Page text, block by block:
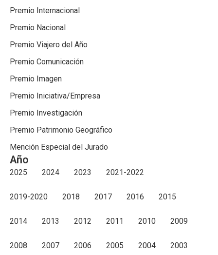
Premio Internacional
Premio Nacional
Premio Viajero del Año
Premio Comunicación
Premio Imagen
Premio Iniciativa/Empresa
Premio Investigación
Premio Patrimonio Geográfico
Mención Especial del Jurado
Año
2025 2024 2023 2021-2022
2019-2020 2018 2017 2016 2015
2014 2013 2012 2011 2010 2009
2008 2007 2006 2005 2004 2003